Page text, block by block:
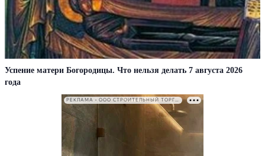
Успение матери Богородицы. Что нельзя делать 7 августа 2026
года
РЕКЛАМА • ООО СТРОИТЕЛЬНЫЙ ТОРГОВЫЙ ДОМ «ПЕТРОВИЧ». ИНН: 7802348846